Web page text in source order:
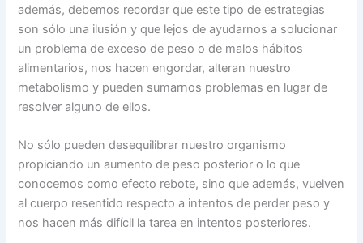
además, debemos recordar que este tipo de estrategias
son sólo una ilusión y que lejos de ayudarnos a solucionar
un problema de exceso de peso o de malos hábitos
alimentarios, nos hacen engordar, alteran nuestro
metabolismo y pueden sumarnos problemas en lugar de
resolver alguno de ellos.
No sólo pueden desequilibrar nuestro organismo
propiciando un aumento de peso posterior o lo que
conocemos como efecto rebote, sino que además, vuelven
al cuerpo resentido respecto a intentos de perder peso y
nos hacen más difícil la tarea en intentos posteriores.